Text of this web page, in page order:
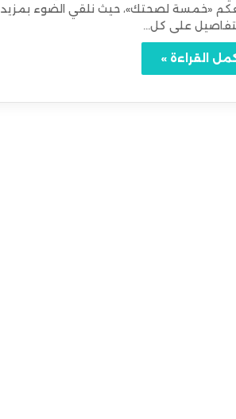
«خمسة لصحتك»، حيث نلقي الضوء بمزيد
على كل…
القراءة »